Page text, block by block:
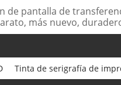
pantalla de
más nuevo,
Tinta de serigrafía de